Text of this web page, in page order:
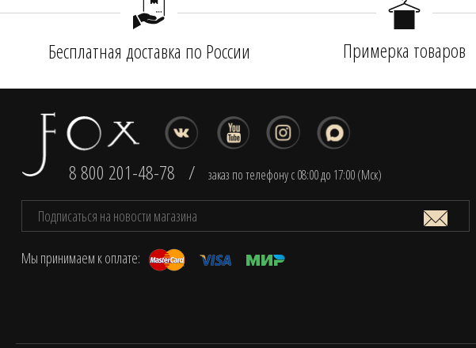
Бесплатная доставка по России Примерка товаров
8 800 201-48-78 / заказ по телефону с 08:00 до 17:00 (Мск)
Мы принимаем к оплате: